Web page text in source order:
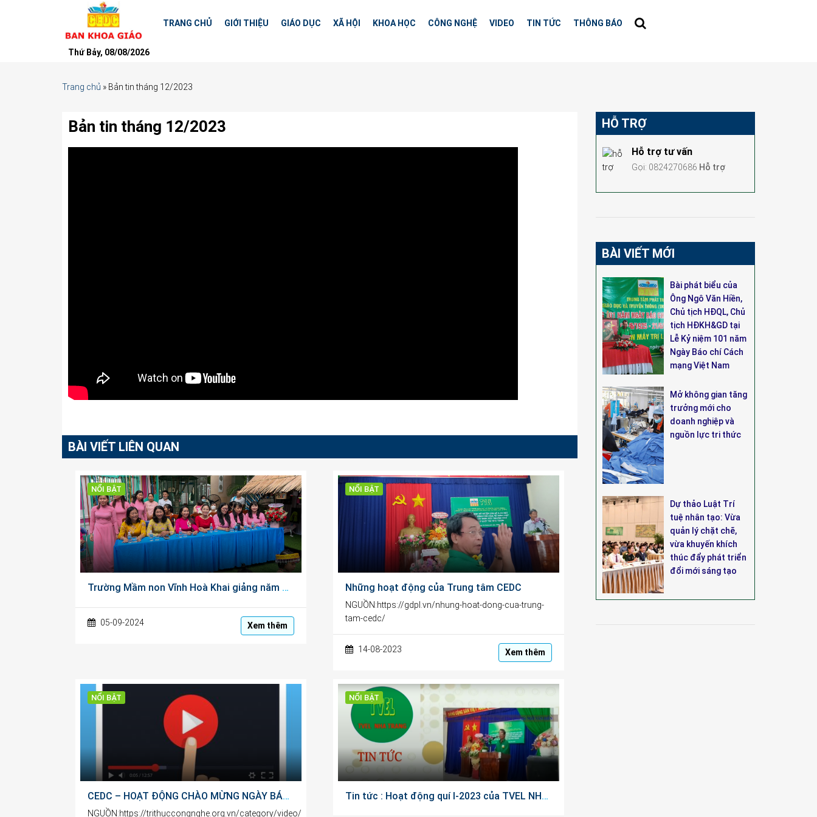
TRANG CHỦ GIỚI THIỆU GIÁO DỤC XÃ HỘI KHOA HỌC CÔNG NGHỆ VIDEO TIN TỨC THÔNG BÁO
Thứ Bảy, 08/08/2026
Trang chủ » Bản tin tháng 12/2023
Bản tin tháng 12/2023
BÀI VIẾT LIÊN QUAN
NỔI BẬT
Trường Mầm non Vĩnh Hoà Khai giảng năm học 2024-2025
05-09-2024 Xem thêm
NỔI BẬT
Những hoạt động của Trung tâm CEDC
NGUỒN:https://gdpl.vn/nhung-hoat-dong-cua-trung-
tam-cedc/
14-08-2023 Xem thêm
NỔI BẬT
CEDC – HOẠT ĐỘNG CHÀO MỪNG NGÀY BÁO CHÍ CÁCH MẠNG VIỆT NAM 21/6/2023
NGUỒN:https://trithuccongnghe.org.vn/category/video/
NỔI BẬT
Tin tức : Hoạt động quí I-2023 của TVEL NHA TRANG
HỖ TRỢ
Hỗ trợ tư vấn
Gọi: 0824270686 Hỗ trợ
BÀI VIẾT MỚI
Bài phát biểu của
Ông Ngô Văn Hiền,
Chủ tịch HĐQL, Chủ
tịch HĐKH&GD tại
Lễ Kỷ niệm 101 năm
Ngày Báo chí Cách
mạng Việt Nam
Mở không gian tăng
trưởng mới cho
doanh nghiệp và
nguồn lực tri thức
Dự thảo Luật Trí
tuệ nhân tạo: Vừa
quản lý chặt chẽ,
vừa khuyến khích
thúc đẩy phát triển
đổi mới sáng tạo